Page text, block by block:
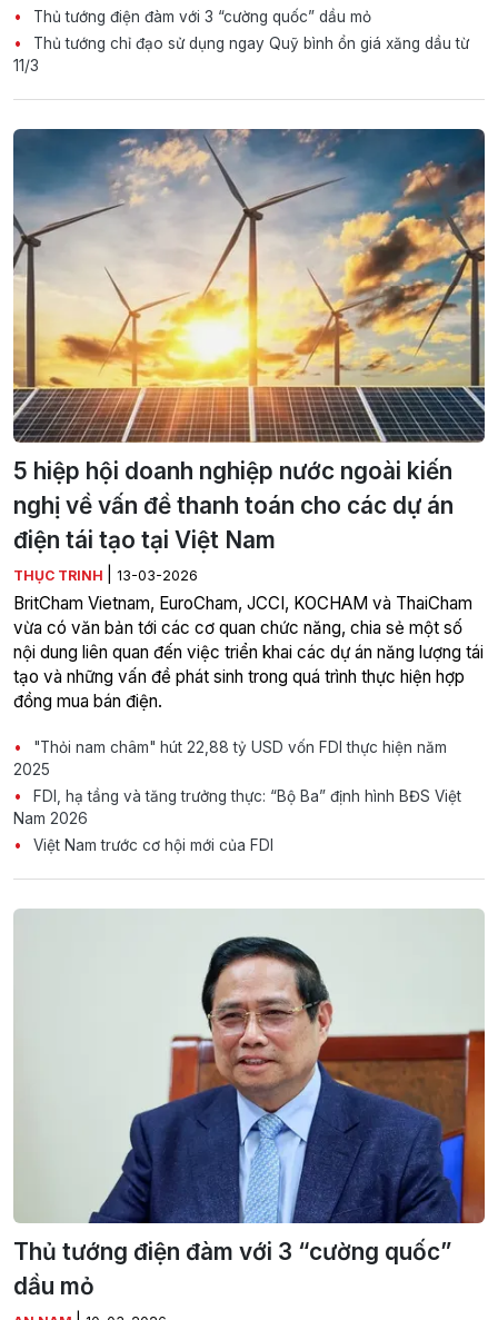
Thủ tướng điện đàm với 3 “cường quốc” dầu mỏ
Thủ tướng chỉ đạo sử dụng ngay Quỹ bình ổn giá xăng dầu từ
11/3
5 hiệp hội doanh nghiệp nước ngoài kiến
nghị về vấn đề thanh toán cho các dự án
điện tái tạo tại Việt Nam
THỤC TRINH 13-03-2026
BritCham Vietnam, EuroCham, JCCI, KOCHAM và ThaiCham
vừa có văn bản tới các cơ quan chức năng, chia sẻ một số
nội dung liên quan đến việc triển khai các dự án năng lượng tái
tạo và những vấn đề phát sinh trong quá trình thực hiện hợp
đồng mua bán điện.
"Thỏi nam châm" hút 22,88 tỷ USD vốn FDI thực hiện năm
2025
FDI, hạ tầng và tăng trưởng thực: “Bộ Ba” định hình BĐS Việt
Nam 2026
Việt Nam trước cơ hội mới của FDI
Thủ tướng điện đàm với 3 “cường quốc”
dầu mỏ